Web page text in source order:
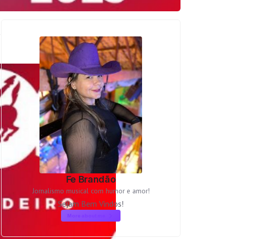
Fe Brandão
Jornalismo musical com humor e amor!
Sejam Bem Vindos!
More about me